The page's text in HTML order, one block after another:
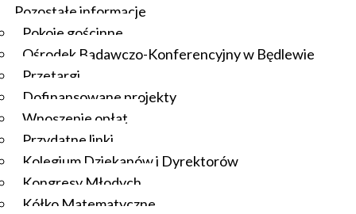
Pozostałe informacje
Pokoje gościnne
Ośrodek Badawczo-Konferencyjny w Będlewie
Przetargi
Dofinansowane projekty
Wnoszenie opłat
Przydatne linki
Kolegium Dziekanów i Dyrektorów
Kongresy Młodych
Kółko Matematyczne